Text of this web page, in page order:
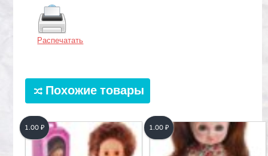
Распечатать
Похожие товары
1.00₽ 1.00 ₽